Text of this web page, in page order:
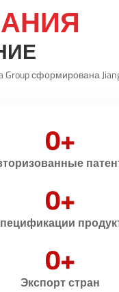
Group сформирована
0+
0+
Экспорт стран
0+